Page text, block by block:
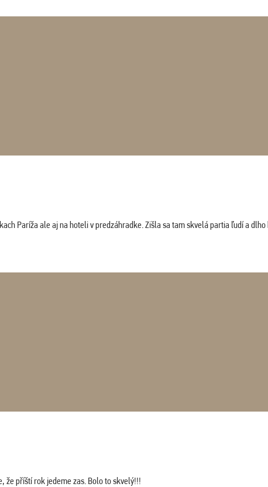
Paríža ale aj na hoteli v predzáhradke. Zišla sa tam skvelá partia ľudí a
že příští rok jedeme zas. Bolo to skvelý!!!